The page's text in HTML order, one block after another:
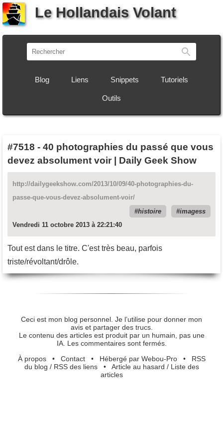
Le Hollandais Volant
Blog Liens Snippets Tutoriels
Outils
#7518 - 40 photographies du passé que vous
devez absolument voir | Daily Geek Show
http://dailygeekshow.com/2013/10/09/40-photographies-du-
passe-que-vous-devez-absolument-voir/
histoire
imagess
Vendredi 11 octobre 2013 à 22:21:40
Tout est dans le titre. C'est très beau, parfois
triste/révoltant/drôle.
Ceci est mon blog personnel. Je l’utilise pour donner mon
avis et partager des trucs.
Le contenu des articles est produit par un humain, pas une
IA. Les commentaires sont fermés.
À propos• Contact• Hébergé par Webou-Pro• RSS
du blog / RSS des liens• Article au hasard / Liste des
articles